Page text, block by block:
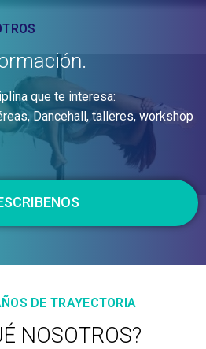
que te interesa:
Dancehall, talleres, workshop
DE TRAYECTORIA
NOSOTROS?